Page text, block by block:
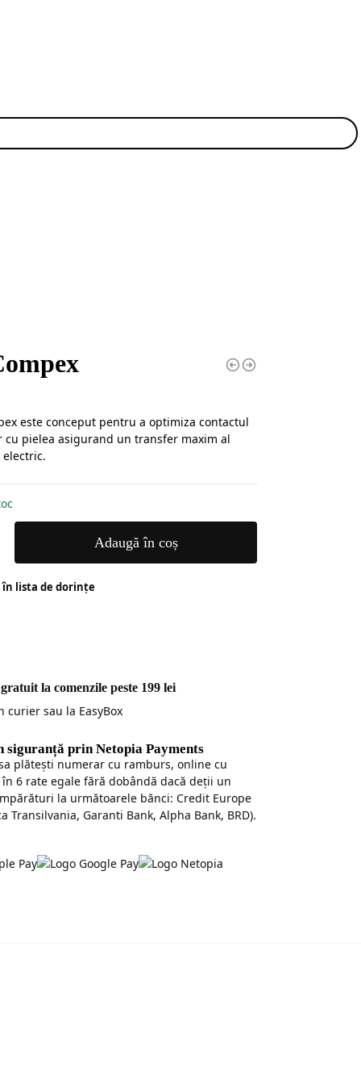
este conceput pentru a optimiza contactul
cu pielea asigurand un transfer maxim al
Adaugă în coș
în lista de dorințe
la comenzile peste 199 lei
curier sau la EasyBox
siguranță prin Netopia Payments
plăteşti numerar cu ramburs, online cu
6 rate egale fără dobândă dacă deții un
la următoarele bănci: Credit Europe
Transilvania, Garanti Bank, Alpha Bank, BRD).